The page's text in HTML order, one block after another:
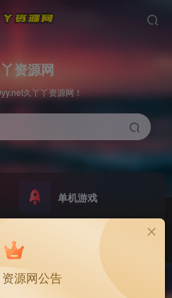
资源网
久丫丫资源网！
单机游戏
源网公告